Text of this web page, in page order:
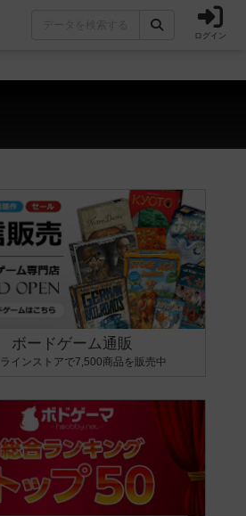
ログイン
のルール説明時間は含まれていないため、初めて
ング・海賊同士の対決など、ゲームコンセプトを絞
絞込機能です。例えば「ダイスロール」はランダ
ボードゲーム通販
インストアで7,500商品を販売中